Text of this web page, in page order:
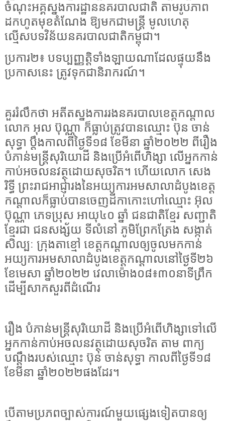
ចំណុះអគ្គស្នងការដ្ឋាននគរបាលជាតិ តាមរូបភាព
ដកហូតមុខតំណែង ឱ្យមកជាមន្ត្រី មូលហេតុ
ល្មើសបទវិន័យនគរបាលជាតិកម្ពុជា។
ប្រការ២៖ បទប្បញ្ញត្តិទាំងឡាយណាដែលផ្ទុយនឹង
ប្រកាសនេះ ត្រូវទុកជានិរាករណ៍។
គួររំលឹកថា អតីតស្នងការរងនគរបាលខេត្តកណ្តាល
លោក អុល ប៊ុណ្ណា ក៏ធ្លាប់ត្រូវបានឈ្មោះ ប៊ុន ចាន់
សុទ្ធា ប្តឹងកាលពីថ្ងៃទី១៨ ខែមីនា ឆ្នាំ២០២២ ពីរឿង
បំភាន់មន្ត្រីសុរិយោដី និងប្រើអំពើហិង្សា លើអ្នកកាន់
កាប់អចលនវត្ថុដោយសុចរិត។ ហើយលោក សេង
រិទ្ធី ព្រះរាជអាជ្ញារងនៃអយ្យការអមសាលាដំបូងខេត្ត
កណ្តាលក៏ធ្លាប់បានចេញដីកាកោះហៅឈ្មោះ អ៊ុល
ប៊ុណ្ណា ភេទប្រុស អាយុ៤០ ឆ្នាំ ជនជាតិខ្មែរ សញ្ជាតិ
ខ្មែរជា ជនសង្ស័យ ទីលំនៅ ភូមិព្រែកត្រែង សង្កាត់
សិល្បៈ ក្រុងតាខ្មៅ ខេត្តកណ្តាលឲ្យចូលមកកាន់
អយ្យការអមសាលាដំបូងខេត្តកណ្តាលនៅថ្ងៃទី២៦
ខែមេសា ឆ្នាំ២០២២ វេលាម៉ោង០៨៖៣០នាទីព្រឹក
ដើម្បីសាកសួរពីដំណើរ
រឿង បំភាន់មន្ត្រីសុរិយោដី និងប្រើអំពើហិង្សាទៅលើ
អ្នកកាន់កាប់អចលនវត្ថុដោយសុចរិត តាម ពាក្យ
បណ្តឹងរបស់ឈ្មោះ ប៊ុន ចាន់សុទ្ធា កាលពីថ្ងៃទី១៨
ខែមីនា ឆ្នាំ២០២២ផងដែរ។
បើតាមប្រភពច្បាស់ការណ៍មួយផ្សេងទៀតបានឲ្យ